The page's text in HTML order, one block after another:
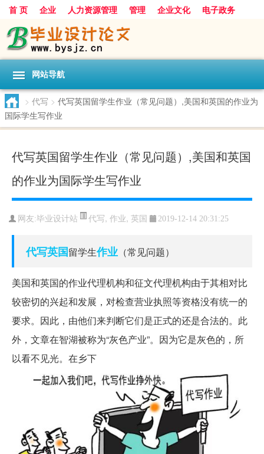
首 页 企业 人力资源管理 管理 企业文化
电子政务
数据
旅游 项目 浅谈 发展
网站导航
> 代写 > 代写英国留学生作业（常见问题）,美国和英国的作业为
国际学生写作业
代写英国留学生作业（常见问题）,美国和英国
的作业为国际学生写作业
网友:毕业设计站 代写, 作业, 英国 2019-12-14 20:31:25
代写英国留学生作业 （常见问题）
美国和英国的作业代理机构和征文代理机构由于其相对比
较密切的兴起和发展，对检查营业执照等资格没有统一的
要求。因此，由他们来判断它们是正式的还是合法的。此
外，文章在智湖被称为“灰色产业”。因为它是灰色的，所
以看不见光。在乡下